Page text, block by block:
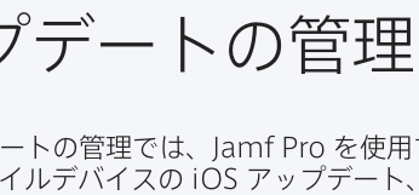
デートの​管理
トの​管理では、 Jamf Pro を​使用
ルデバイスの iOS アップデート